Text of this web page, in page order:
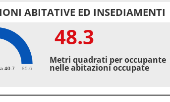
ABITATIVE ED INSEDIAMENTI
40.7 85.6
48.3
Metri quadrati per occupante
nelle abitazioni occupate